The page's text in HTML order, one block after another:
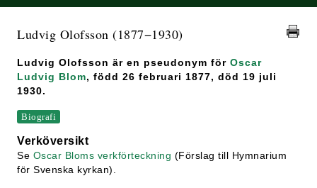
Ludvig Olofsson (1877−1930)
Ludvig Olofsson är en pseudonym för Oscar
Ludvig Blom, född 26 februari 1877, död 19 juli
1930.
Biografi
Verköversikt
Se Oscar Bloms verkförteckning (Förslag till Hymnarium
för Svenska kyrkan).